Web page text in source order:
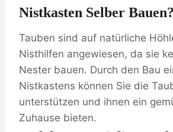
Nistkasten Selber Bauen?
Tauben sind auf natürliche
Nisthilfen angewiesen, da sie
Nester bauen. Durch den Bau
Nistkastens können Sie die
unterstützen und ihnen ein
Zuhause bieten.